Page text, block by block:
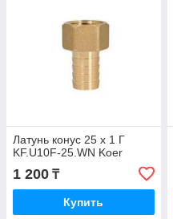
Латунь конус 25 х 1 Г
KF.U10F-25.WN Koer
1 200 ₸
Купить